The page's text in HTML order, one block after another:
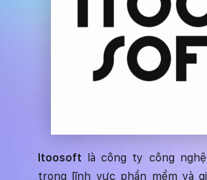
Itoosoft là công ty công
trong lĩnh vực phần mềm và